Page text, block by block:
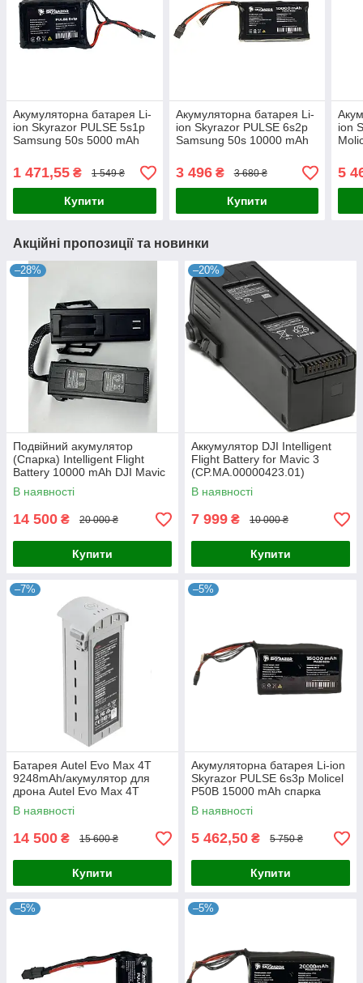
Акумуляторна батарея Li-
ion Skyrazor PULSE 5s1p
Samsung 50s 5000 mAh
1 471,55 ₴ 1 549 ₴
Купити
Акумуляторна батарея Li-
ion Skyrazor PULSE 6s2p
Samsung 50s 10000 mAh
3 496₴ 3 680 ₴
Купити
ion
5
Акційні пропозиції та новинки
–28%
Подвійний акумулятор
(Спарка) Intelligent Flight
Battery 10000 mAh DJI Mavic
3
В наявності
14 500 ₴ 20 000 ₴
Купити
–20%
Аккумулятор DJI Intelligent
Flight Battery for Mavic 3
(CP.MA.00000423.01)
В наявності
7 999 ₴ 10 000 ₴
Купити
–7%
Батарея Autel Evo Max 4T
9248mAh/акумулятор для
дрона Autel Evo Max 4T
В наявності
14 500 ₴ 15 600 ₴
Купити
–5%
Акумуляторна батарея Li-ion
Skyrazor PULSE 6s3p Molicel
P50B 15000 mAh спарка
INR21700
В наявності
5 462,50 ₴ 5 750 ₴
Купити
–5% –5%